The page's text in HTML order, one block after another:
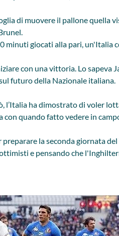
di muovere il pallone quella
minuti giocati alla pari, un'Italia
con una vittoria. Lo
futuro della Nazionale italiana.
l’Italia ha dimostrato di voler
con quando fatto vedere in
la seconda giornata
e pensando che